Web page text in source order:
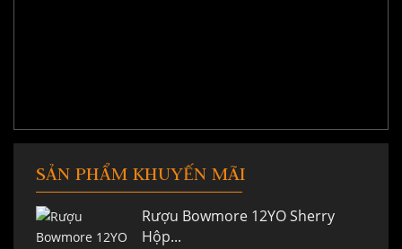
SẢN PHẨM KHUYẾN MÃI
Rượu Bowmore 12YO Sherry
Hộp...